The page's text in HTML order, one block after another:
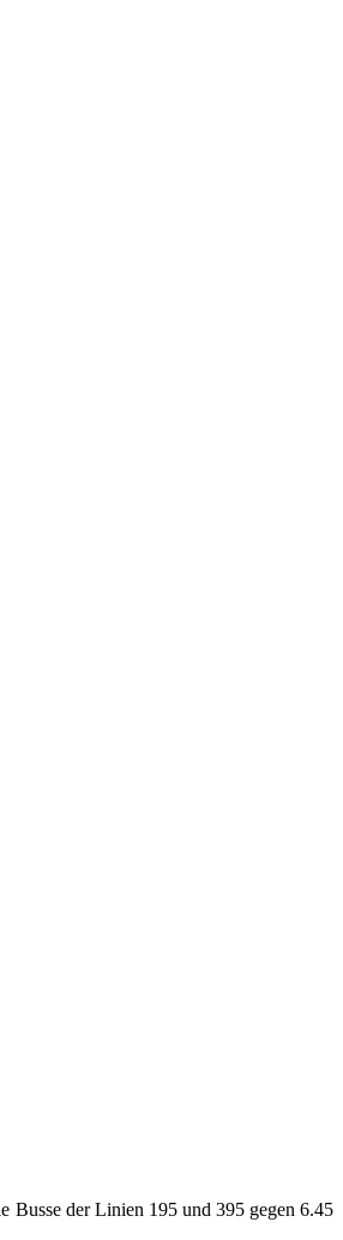
Busse der Linien 195 und 395 gegen 6.45